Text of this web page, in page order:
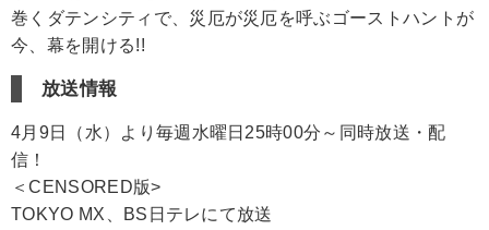
巻くダテンシティで、災厄が災厄を呼ぶゴーストハントが
今、幕を開ける!!
放送情報
4月9日（水）より毎週水曜日25時00分～同時放送・配
信！
＜CENSORED版>
TOKYO MX、BS日テレにて放送